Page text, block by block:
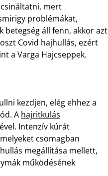
mert
problémákat,
betegség áll fenn, akkor azt
Covid hajhullás, ezért
a Varga Hajcseppek.
kezdjen, elég ehhez a
A hajritkulás
Intenzív kúrát
csomagban
megállítása mellett,
működésének